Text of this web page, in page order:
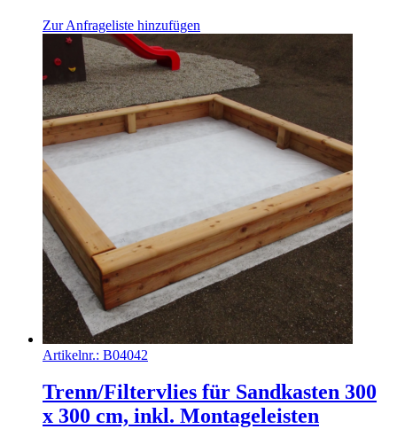
Zur Anfrageliste hinzufügen
Artikelnr.: B04042
Trenn/Filtervlies für Sandkasten 300
x 300 cm, inkl. Montageleisten